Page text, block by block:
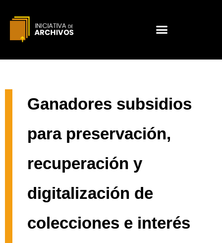
Ganadores subsidios
para preservación,
recuperación y
digitalización de
colecciones e interés